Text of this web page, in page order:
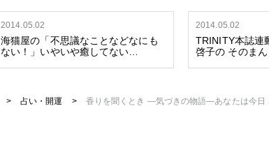
2014.05.02
海猫屋の「不思議なことなどなにも
ない！」いやいや癒してない…
2014.05.02
TRINITY本誌連
啓子の そのま
> 占い・開運 > 香りを聞くとき ―気づきの物語―あなたは今日